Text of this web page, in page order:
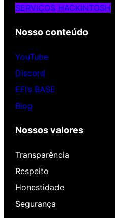
SERVIÇOS HACKINTOSH
Nosso conteúdo
YouTube
Discord
EFI’s BASE
Blog
Nossos valores
Transparência
Respeito
Honestidade
Segurança